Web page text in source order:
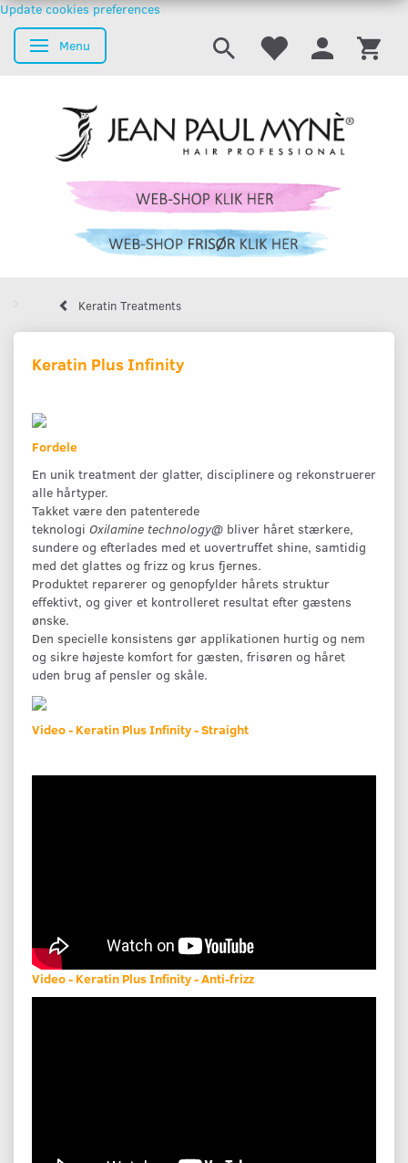
Update cookies preferences
Skifte navigation
Menu
Keratin Treatments
Keratin Plus Infinity
Fordele
En unik treatment der glatter, disciplinere og rekonstruerer
alle hårtyper.
Takket være den patenterede
teknologi Oxilamine technology@ bliver håret stærkere,
sundere og efterlades med et uovertruffet shine, samtidig
med det glattes og frizz og krus fjernes.
Produktet reparerer og genopfylder hårets struktur
effektivt, og giver et kontrolleret resultat efter gæstens
ønske.
Den specielle konsistens gør applikationen hurtig og nem
og sikre højeste komfort for gæsten, frisøren og håret
uden brug af pensler og skåle.
Video - Keratin Plus Infinity - Straight
Video - Keratin Plus Infinity - Anti-frizz